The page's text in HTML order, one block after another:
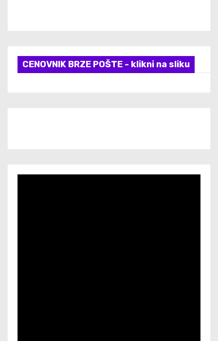
CENOVNIK BRZE POŠTE - klikni na sliku